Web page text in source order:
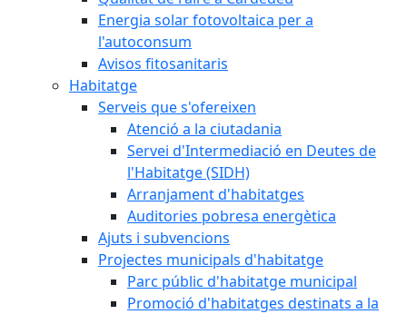
Energia solar fotovoltaica per a
l'autoconsum
Avisos fitosanitaris
Habitatge
Serveis que s'ofereixen
Atenció a la ciutadania
Servei d'Intermediació en Deutes de
l'Habitatge (SIDH)
Arranjament d'habitatges
Auditories pobresa energètica
Ajuts i subvencions
Projectes municipals d'habitatge
Parc públic d'habitatge municipal
Promoció d'habitatges destinats a la